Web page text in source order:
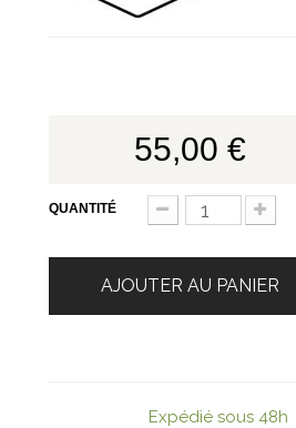
55,00 €
QUANTITÉ
AJOUTER AU PANIER
Expédié sous 48h